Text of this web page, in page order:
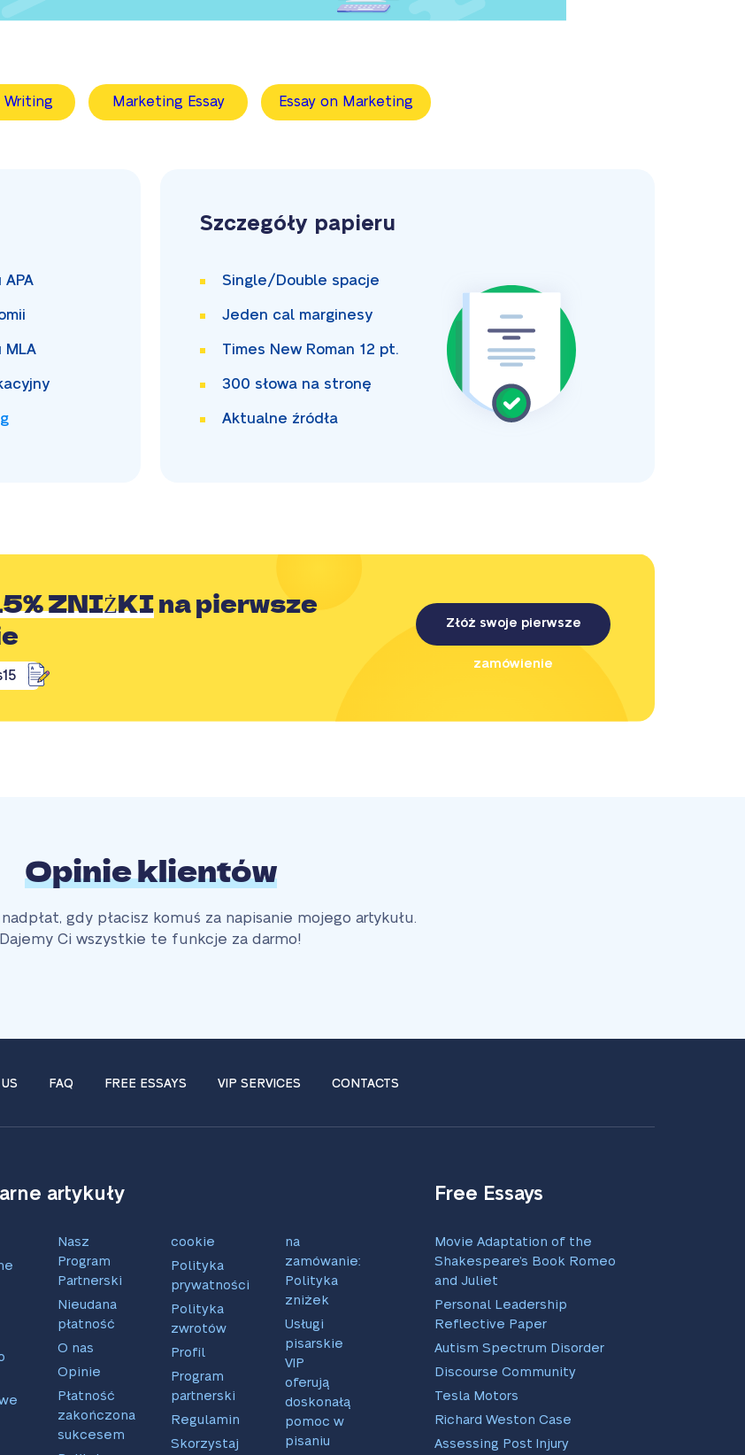
Writing Marketing Essay Essay on Marketing
MLA
Szczegóły papieru
Single/Double spacje
Jeden cal marginesy
Times New Roman 12 pt.
300 słowa na stronę
Aktualne źródła
ZNIŻKIna pierwsze
Złóż swoje pierwsze
zamówienie
Opinie klientów
gdy płacisz komuś za napisanie mojego artykułu.
Dajemy Ci wszystkie te funkcje za darmo!
FAQ FREE ESSAYS VIP SERVICES CONTACTS
artykuły
Nasz
Program
Partnerski
Nieudana
płatność
O nas
Opinie
Płatność
zakończona
sukcesem
cookie
Polityka
prywatności
Polityka
zwrotów
Profil
Program
partnerski
Regulamin
Skorzystaj
na
zamówanie:
Polityka
zniżek
Usługi
pisarskie
VIP
oferują
doskonałą
pomoc w
pisaniu
Free Essays
Movie Adaptation of the
Shakespeare’s Book Romeo
and Juliet
Personal Leadership
Reflective Paper
Autism Spectrum Disorder
Discourse Community
Tesla Motors
Richard Weston Case
Assessing Post Injury